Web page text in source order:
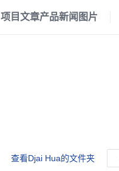
项目文章产品新闻 图片
查看Djai Hua的文件夹